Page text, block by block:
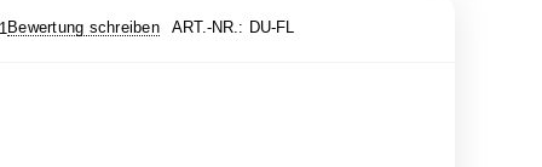
Bewertung schreiben ART.-NR.: DU-FL